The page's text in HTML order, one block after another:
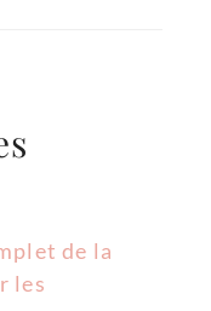
de la
les